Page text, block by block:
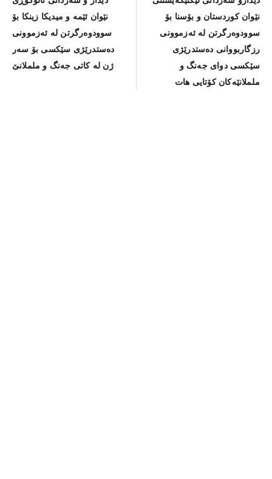
نێوان ئێمە و میدیکا زینکا بۆ
سوودوەرگرتن لە ئەزموونی
دەستدرێژی سێکسی بۆ سەر
ژن لە کاتی جەنگ و ململانێ
نێوان کوردستان و بۆسنا بۆ
سوودوەرگرتن لە ئەزموونی
رزگاربووانی دەستدرێژی
سێکسی دوای جەنگ و
ململانێەکان کۆتایی هات